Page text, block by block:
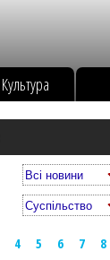
Культура
4 5 6 7 8